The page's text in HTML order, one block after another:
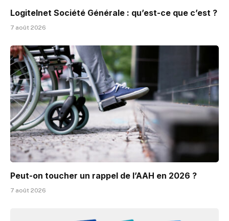
Logitelnet Société Générale : qu’est-ce que c’est ?
7 août 2026
Peut-on toucher un rappel de l’AAH en 2026 ?
7 août 2026